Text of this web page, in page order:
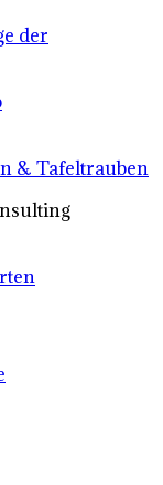
der
& Tafeltrauben